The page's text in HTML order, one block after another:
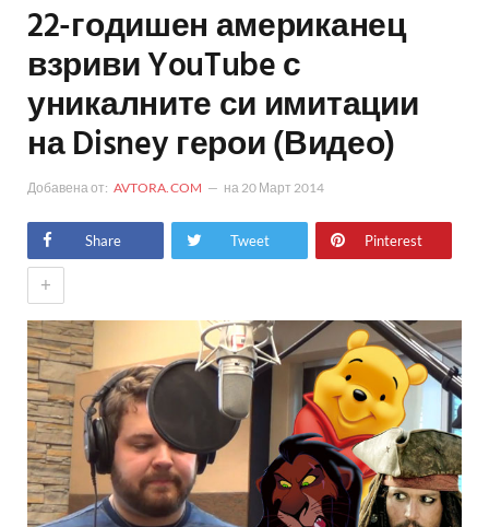
22-годишен американец
взриви YouTube с
уникалните си имитации
на Disney герои (Видео)
Добавена от: AVTORA.COM на 20 Март 2014
Share Tweet Pinterest
+